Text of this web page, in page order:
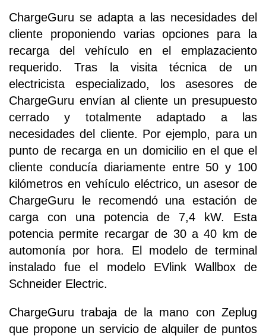
ChargeGuru se adapta a las necesidades del
cliente proponiendo varias opciones para la
recarga del vehículo en el emplazaciento
requerido. Tras la visita técnica de un
electricista especializado, los asesores de
ChargeGuru envían al cliente un presupuesto
cerrado y totalmente adaptado a las
necesidades del cliente. Por ejemplo, para un
punto de recarga en un domicilio en el que el
cliente conducía diariamente entre 50 y 100
kilómetros en vehículo eléctrico, un asesor de
ChargeGuru le recomendó una estación de
carga con una potencia de 7,4 kW. Esta
potencia permite recargar de 30 a 40 km de
automonía por hora. El modelo de terminal
instalado fue el modelo EVlink Wallbox de
Schneider Electric.
ChargeGuru trabaja de la mano con Zeplug
que propone un servicio de alquiler de puntos